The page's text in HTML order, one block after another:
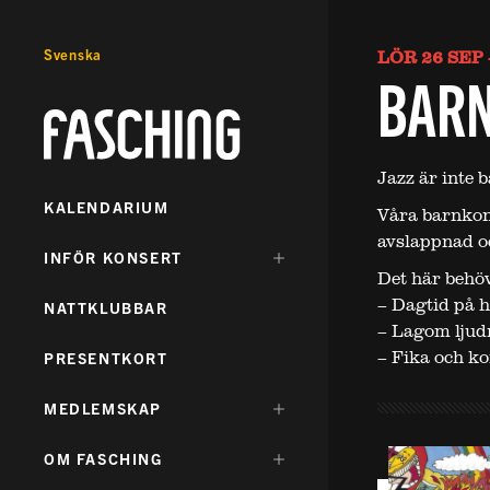
Svenska
Fasching
KALENDARIUM
DÖLJ
INFÖR KONSERT
NATTKLUBBAR
PRESENTKORT
DÖLJ
MEDLEMSKAP
DÖLJ
OM FASCHING
LÖR 26 SEP
Jazz är inte
Våra
avslappnad
Det här
– Dagtid på
– Lagom
– Fika och